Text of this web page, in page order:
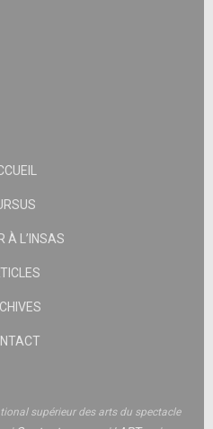
À L’INSAS
supérieur des arts du spectacle